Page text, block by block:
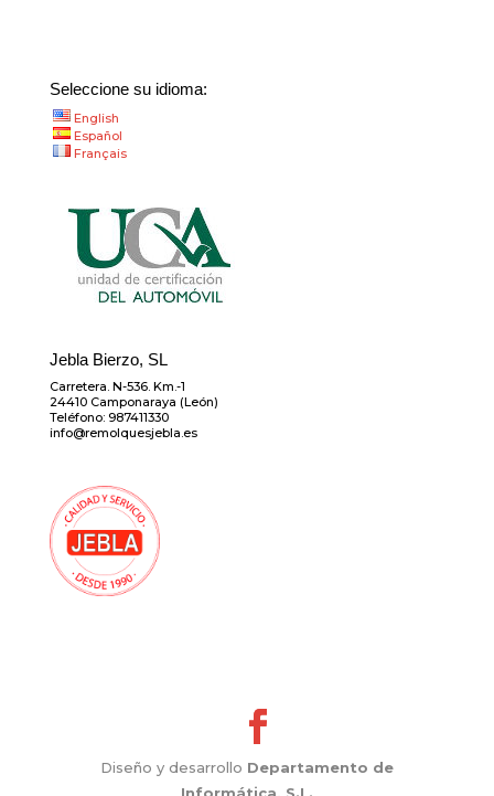
Seleccione su idioma:
English
Español
Français
Jebla Bierzo, SL
Carretera. N-536. Km.-1
24410 Camponaraya (León)
Teléfono: 987411330
info@remolquesjebla.es
Diseño y desarrollo Departamento de